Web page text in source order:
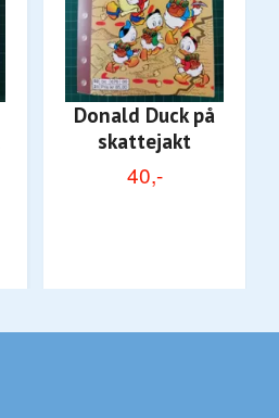
Donald Duck på
skattejakt
40,-